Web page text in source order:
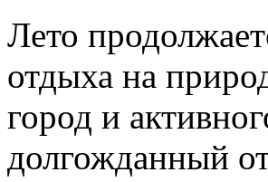
Лето
отдыха на
город и
долгожданный